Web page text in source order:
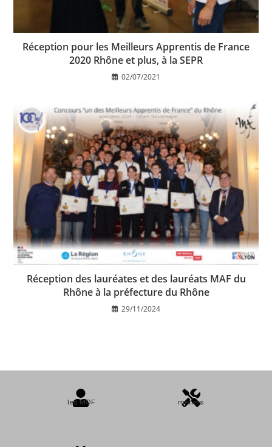
Réception pour les Meilleurs Apprentis de France
2020 Rhône et plus, à la SEPR
02/07/2021
Réception des lauréates et des lauréats MAF du
Rhône à la préfecture du Rhône
29/11/2024
les MOF métiers